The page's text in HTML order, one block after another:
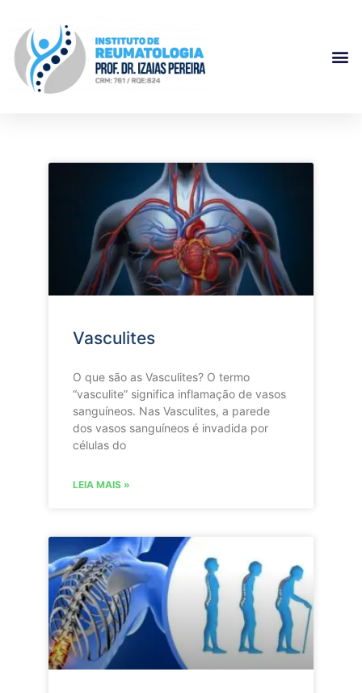
Vasculites
O que são as Vasculites? O termo
“vasculite” significa inflamação de vasos
sanguíneos. Nas Vasculites, a parede
dos vasos sanguíneos é invadida por
células do
LEIA MAIS »